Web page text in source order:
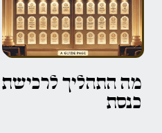
מה התהליך לרכישת
כנסת